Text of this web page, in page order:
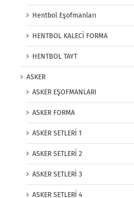
Hentbol Eşofmanları
HENTBOL KALECİ FORMA
HENTBOL TAYT
ASKER
ASKER EŞOFMANLARI
ASKER FORMA
ASKER SETLERİ 1
ASKER SETLERİ 2
ASKER SETLERİ 3
ASKER SETLERİ 4